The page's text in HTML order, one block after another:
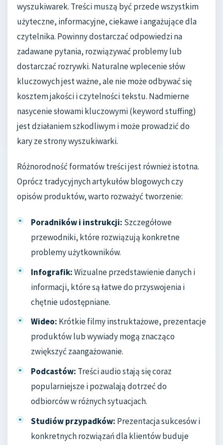
wyszukiwarek. Treści muszą być przede wszystkim
użyteczne, informacyjne, ciekawe i angażujące dla
czytelnika. Powinny dostarczać odpowiedzi na
zadawane pytania, rozwiązywać problemy lub
dostarczać rozrywki. Naturalne wplecenie słów
kluczowych jest ważne, ale nie może odbywać się
kosztem jakości i czytelności tekstu. Nadmierne
nasycenie słowami kluczowymi (keyword stuffing)
jest działaniem szkodliwym i może prowadzić do
kary ze strony wyszukiwarki.
Różnorodność formatów treści jest również istotna.
Oprócz tradycyjnych artykułów blogowych czy
opisów produktów, warto rozważyć tworzenie:
Poradników i instrukcji: Szczegółowe
przewodniki, które rozwiązują konkretne
problemy użytkowników.
Infografik:Wizualne przedstawienie danych i
informacji, które są łatwe do przyswojenia i
chętnie udostępniane.
Wideo: Krótkie filmy instruktażowe, prezentacje
produktów lub wywiady mogą znacząco
zwiększyć zaangażowanie.
Podcastów: Treści audio stają się coraz
popularniejsze i pozwalają dotrzeć do
odbiorców w różnych sytuacjach.
Studiów przypadków: Prezentacja sukcesów i
konkretnych rozwiązań dla klientów buduje